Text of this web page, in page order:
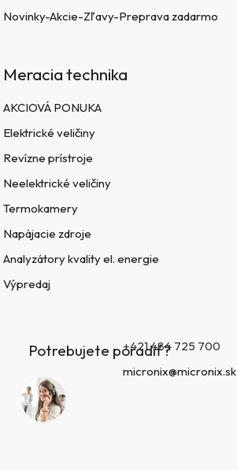
Novinky-Akcie-Zľavy-Preprava zadarmo
Meracia technika
AKCIOVÁ PONUKA
Elektrické veličiny
Revízne prístroje
Neelektrické veličiny
Termokamery
Napájacie zdroje
Analyzátory kvality el. energie
Výpredaj
Potrebujete poradiť?+421 484 725 700
micronix@micronix.sk